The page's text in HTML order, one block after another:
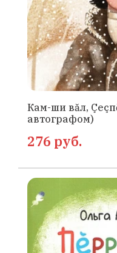
Кам-ши вăл,
автографом)
276 руб.